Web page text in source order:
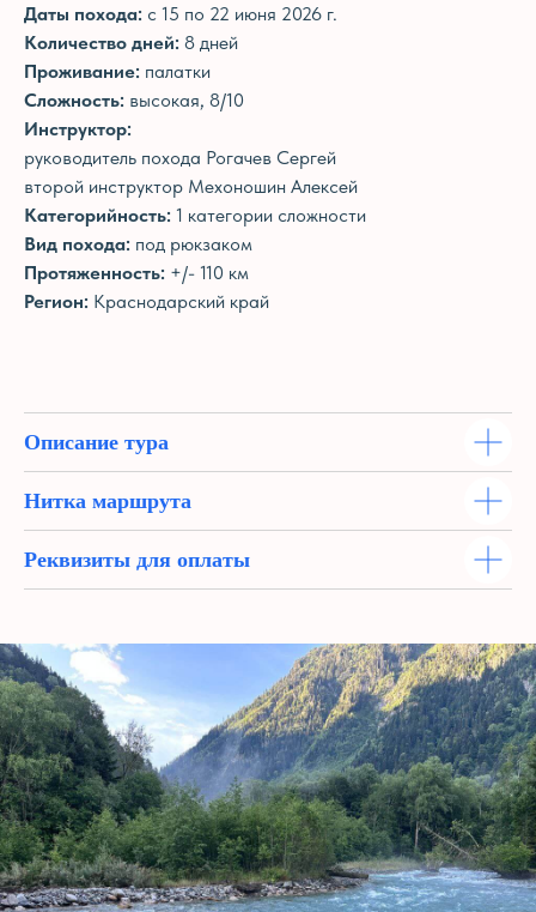
Даты похода: с 15 по 22 июня 2026 г.
Количество дней: 8 дней
Проживание: палатки
Сложность: высокая, 8/10
Инструктор:
руководитель похода Рогачев Сергей
второй инструктор Мехоношин Алексей
Категорийность: 1 категории сложности
Вид похода: под рюкзаком
Протяженность: +/- 110 км
Регион: Краснодарский край
Описание тура
Нитка маршрута
Реквизиты для оплаты
ПРОГРАММА ТУРА